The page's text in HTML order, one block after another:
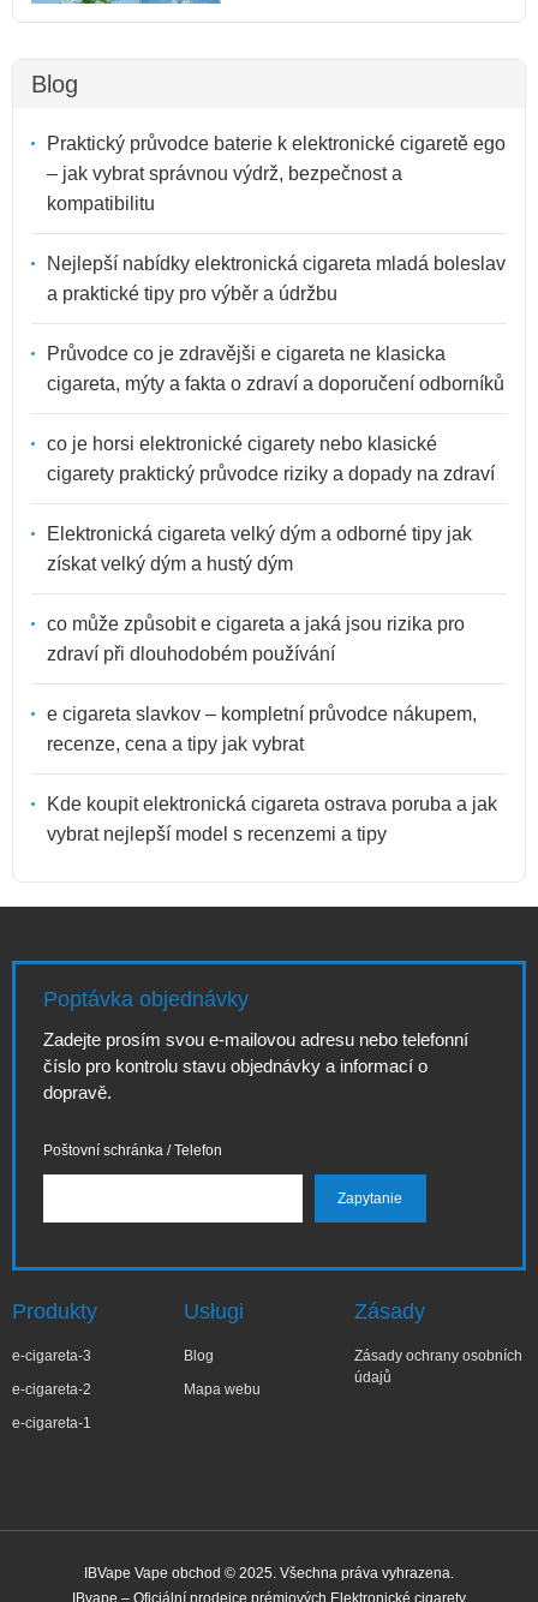
Blog
Praktický průvodce baterie k elektronické cigaretě ego
– jak vybrat správnou výdrž, bezpečnost a
kompatibilitu
Nejlepší nabídky elektronická cigareta mladá boleslav
a praktické tipy pro výběr a údržbu
Průvodce co je zdravějši e cigareta ne klasicka
cigareta, mýty a fakta o zdraví a doporučení odborníků
co je horsi elektronické cigarety nebo klasické
cigarety praktický průvodce riziky a dopady na zdraví
Elektronická cigareta velký dým a odborné tipy jak
získat velký dým a hustý dým
co může způsobit e cigareta a jaká jsou rizika pro
zdraví při dlouhodobém používání
e cigareta slavkov – kompletní průvodce nákupem,
recenze, cena a tipy jak vybrat
Kde koupit elektronická cigareta ostrava poruba a jak
vybrat nejlepší model s recenzemi a tipy
Poptávka objednávky
Zadejte prosím svou e-mailovou adresu nebo telefonní
číslo pro kontrolu stavu objednávky a informací o
dopravě.
Poštovní schránka / Telefon
Produkty
e-cigareta-3
e-cigareta-2
e-cigareta-1
Usługi
Blog
Mapa webu
Zásady
Zásady ochrany osobních
údajů
IBVape Vape obchod © 2025. Všechna práva vyhrazena.